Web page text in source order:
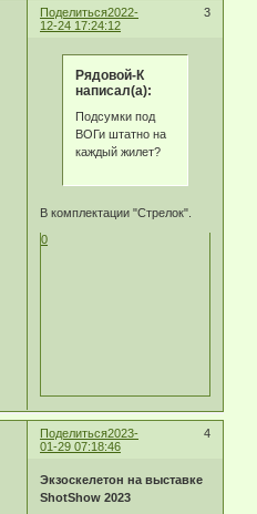
Поделиться 3
2022-
12-24 17:24:12
Рядовой-К
написал(а):
Подсумки под
ВОГи штатно на
каждый жилет?
В комплектации "Стрелок".
0
Поделиться 4
2023-
01-29 07:18:46
Экзоскелетон на выставке
ShotShow 2023